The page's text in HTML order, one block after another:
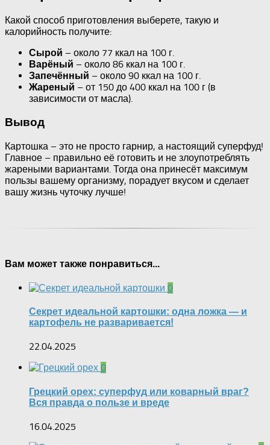
Какой способ приготовления выберете, такую и
калорийность получите:
Сырой – около 77 ккал на 100 г.
Варёный – около 86 ккал на 100 г.
Запечённый – около 90 ккал на 100 г.
Жареный – от 150 до 400 ккал на 100 г (в
зависимости от масла).
Вывод
Картошка – это не просто гарнир, а настоящий суперфуд!
Главное – правильно её готовить и не злоупотреблять
жареными вариантами. Тогда она принесёт максимум
пользы вашему организму, порадует вкусом и сделает
вашу жизнь чуточку лучше!
Вам может также понравиться...
0
Секрет идеальной картошки: одна ложка — и
картофель не разваривается!
22.04.2025
0
Грецкий орех: суперфуд или коварный враг?
Вся правда о пользе и вреде
16.04.2025